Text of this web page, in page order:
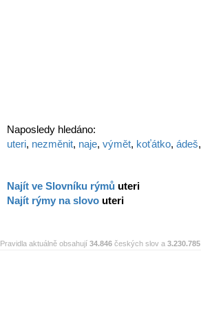
Naposledy hledáno:
uteri, nezměnit, naje, výmět, koťátko, ádeš,
Najít ve Slovníku rýmů uteri
Najít rýmy na slovo uteri
Pravidla aktuálně obsahují 34.846 českých slov a 3.230.785